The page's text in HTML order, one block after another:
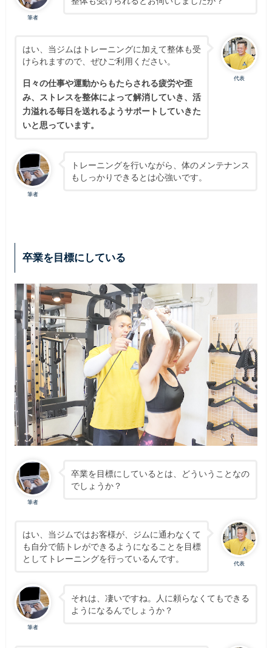
筆者
代表
はい、当ジムはトレーニングに加えて整体も受
けられますので、ぜひご利用ください。
日々の仕事や運動からもたらされる疲労や歪
み、ストレスを整体によって解消していき、活
力溢れる毎日を送れるようサポートしていきた
いと思っています。
筆者
トレーニングを行いながら、体のメンテナンス
もしっかりできるとは心強いです。
卒業を目標にしている
筆者
卒業を目標にしているとは、どういうことなの
でしょうか？
代表
はい、当ジムではお客様が、ジムに通わなくて
も自分で筋トレができるようになることを目標
としてトレーニングを行っているんです。
筆者
それは、凄いですね。人に頼らなくてもできる
ようになるんでしょうか？